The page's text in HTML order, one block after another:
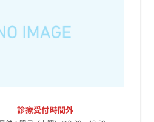
診療受付時間外